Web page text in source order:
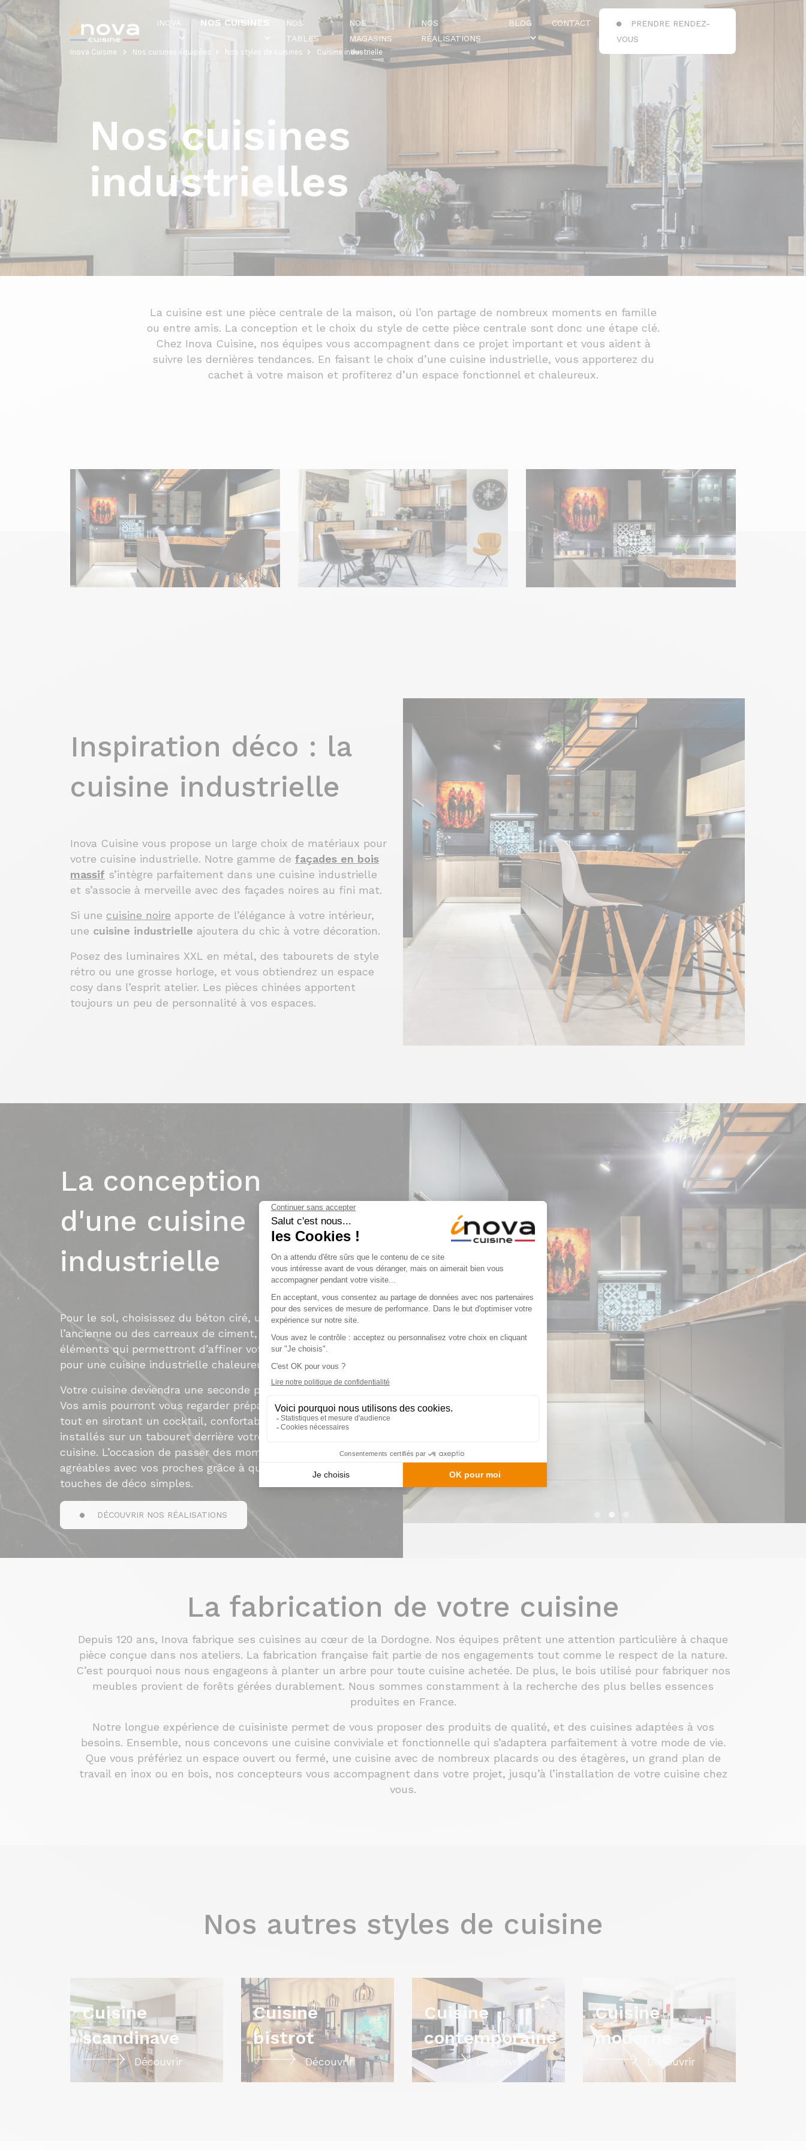
INOVA NOS CUISINES
NOS
TABLES
NOS
MAGASINS
NOS
RÉALISATIONS
BLOG CONTACT
PRENDRE RENDEZ-
VOUS
Inova Cuisine Nos cuisines équipées Nos styles de cuisines Cuisine industrielle
Nos cuisines
industrielles
La cuisine est une pièce centrale de la maison, où l’on partage de nombreux moments en famille
ou entre amis. La conception et le choix du style de cette pièce centrale sont donc une étape clé.
Chez Inova Cuisine, nos équipes vous accompagnent dans ce projet important et vous aident à
suivre les dernières tendances. En faisant le choix d’une cuisine industrielle, vous apporterez du
cachet à votre maison et profiterez d’un espace fonctionnel et chaleureux.
Inspiration déco : la
cuisine industrielle
Inova Cuisine vous propose un large choix de matériaux pour
votre cuisine industrielle. Notre gamme de façades en bois
massif s’intègre parfaitement dans une cuisine industrielle
et s’associe à merveille avec des façades noires au fini mat.
Si une cuisine noire apporte de l’élégance à votre intérieur,
une cuisine industrielle ajoutera du chic à votre décoration.
Posez des luminaires XXL en métal, des tabourets de style
rétro ou une grosse horloge, et vous obtiendrez un espace
cosy dans l’esprit atelier. Les pièces chinées apportent
toujours un peu de personnalité à vos espaces.
La conception
d'une cuisine
industrielle
Pour le sol, choisissez du béton ciré, un parquet à
l’ancienne ou des carreaux de ciment, ce sont ces
éléments qui permettront d’affiner votre décoration
pour une cuisine industrielle chaleureuse.
Votre cuisine deviendra une seconde pièce de vie.
Vos amis pourront vous regarder préparer le repas
tout en sirotant un cocktail, confortablement
installés sur un tabouret derrière votre îlot de
cuisine. L’occasion de passer des moments
agréables avec vos proches grâce à quelques
touches de déco simples.
DÉCOUVRIR NOS RÉALISATIONS
La fabrication de votre cuisine
Depuis 120 ans, Inova fabrique ses cuisines au cœur de la Dordogne. Nos équipes prêtent une attention particulière à chaque
pièce conçue dans nos ateliers. La fabrication française fait partie de nos engagements tout comme le respect de la nature.
C’est pourquoi nous nous engageons à planter un arbre pour toute cuisine achetée. De plus, le bois utilisé pour fabriquer nos
meubles provient de forêts gérées durablement. Nous sommes constamment à la recherche des plus belles essences
produites en France.
Notre longue expérience de cuisiniste permet de vous proposer des produits de qualité, et des cuisines adaptées à vos
besoins. Ensemble, nous concevons une cuisine conviviale et fonctionnelle qui s’adaptera parfaitement à votre mode de vie.
Que vous préfériez un espace ouvert ou fermé, une cuisine avec de nombreux placards ou des étagères, un grand plan de
travail en inox ou en bois, nos concepteurs vous accompagnent dans votre projet, jusqu’à l’installation de votre cuisine chez
vous.
Nos autres styles de cuisine
Cuisine
scandinave
Découvrir
Cuisine
bistrot
Découvrir
Cuisine
contemporaine
Cuisine
moderne
Découvrir